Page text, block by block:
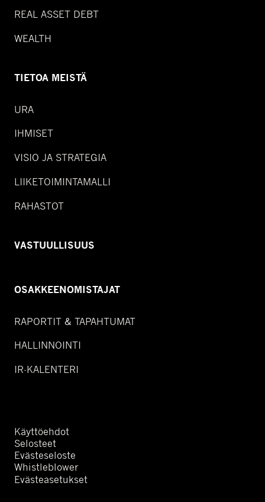
REAL ASSET DEBT
WEALTH
TIETOA MEISTÄ
URA
IHMISET
VISIO JA STRATEGIA
LIIKETOIMINTAMALLI
RAHASTOT
VASTUULLISUUS
OSAKKEENOMISTAJAT
RAPORTIT & TAPAHTUMAT
HALLINNOINTI
IR-KALENTERI
Käyttöehdot
Selosteet
Evästeseloste
Whistleblower
Evästeasetukset